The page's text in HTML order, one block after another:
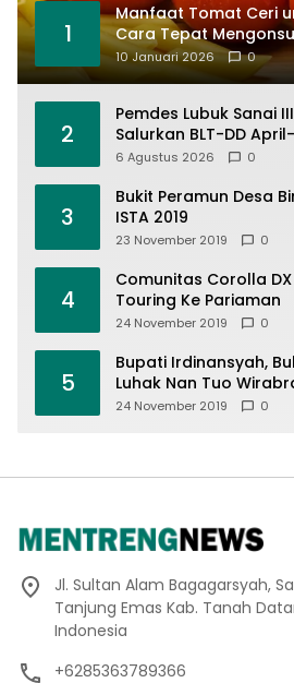
1
Manfaat Tomat Ceri
Cara Tepat
10 Januari 2026 0
2
Pemdes Lubuk Sanai
Salurkan BLT-DD
Terima Rp900 Ribu
6 Agustus 2026 0
3
Bukit Peramun Desa
ISTA 2019
23 November 2019 0
4
Comunitas Corolla
Touring Ke Pariaman
24 November 2019 0
5
Bupati Irdinansyah,
Luhak Nan Tuo
Offroad 2019
24 November 2019 0
Jl. Sultan Alam Bagagarsyah,
Tanjung Emas Kab. Tanah
Indonesia
+6285363789366